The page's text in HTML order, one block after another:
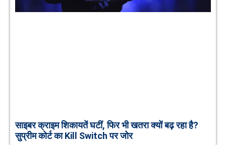
साइबर क्राइम शिकायतें घटीं, फिर भी खतरा क्यों बढ़ रहा है?
सुप्रीम कोर्ट का Kill Switch पर जोर